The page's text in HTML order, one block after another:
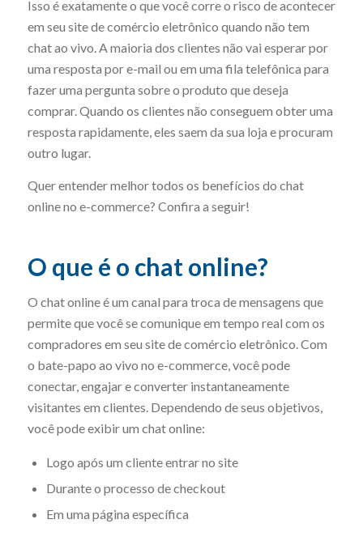
Isso é exatamente o que você corre o risco de acontecer
em seu site de comércio eletrônico quando não tem
chat ao vivo. A maioria dos clientes não vai esperar por
uma resposta por e-mail ou em uma fila telefônica para
fazer uma pergunta sobre o produto que deseja
comprar. Quando os clientes não conseguem obter uma
resposta rapidamente, eles saem da sua loja e procuram
outro lugar.
Quer entender melhor todos os benefícios do chat
online no e-commerce? Confira a seguir!
O que é o chat online?
O chat online é um canal para troca de mensagens que
permite que você se comunique em tempo real com os
compradores em seu site de comércio eletrônico. Com
o bate-papo ao vivo no e-commerce, você pode
conectar, engajar e converter instantaneamente
visitantes em clientes. Dependendo de seus objetivos,
você pode exibir um chat online:
Logo após um cliente entrar no site
Durante o processo de checkout
Em uma página específica